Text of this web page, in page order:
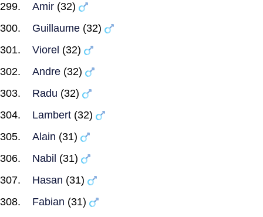
Amir (32)
Guillaume (32)
Viorel (32)
Andre (32)
Radu (32)
Lambert (32)
Alain (31)
Nabil (31)
Hasan (31)
Fabian (31)